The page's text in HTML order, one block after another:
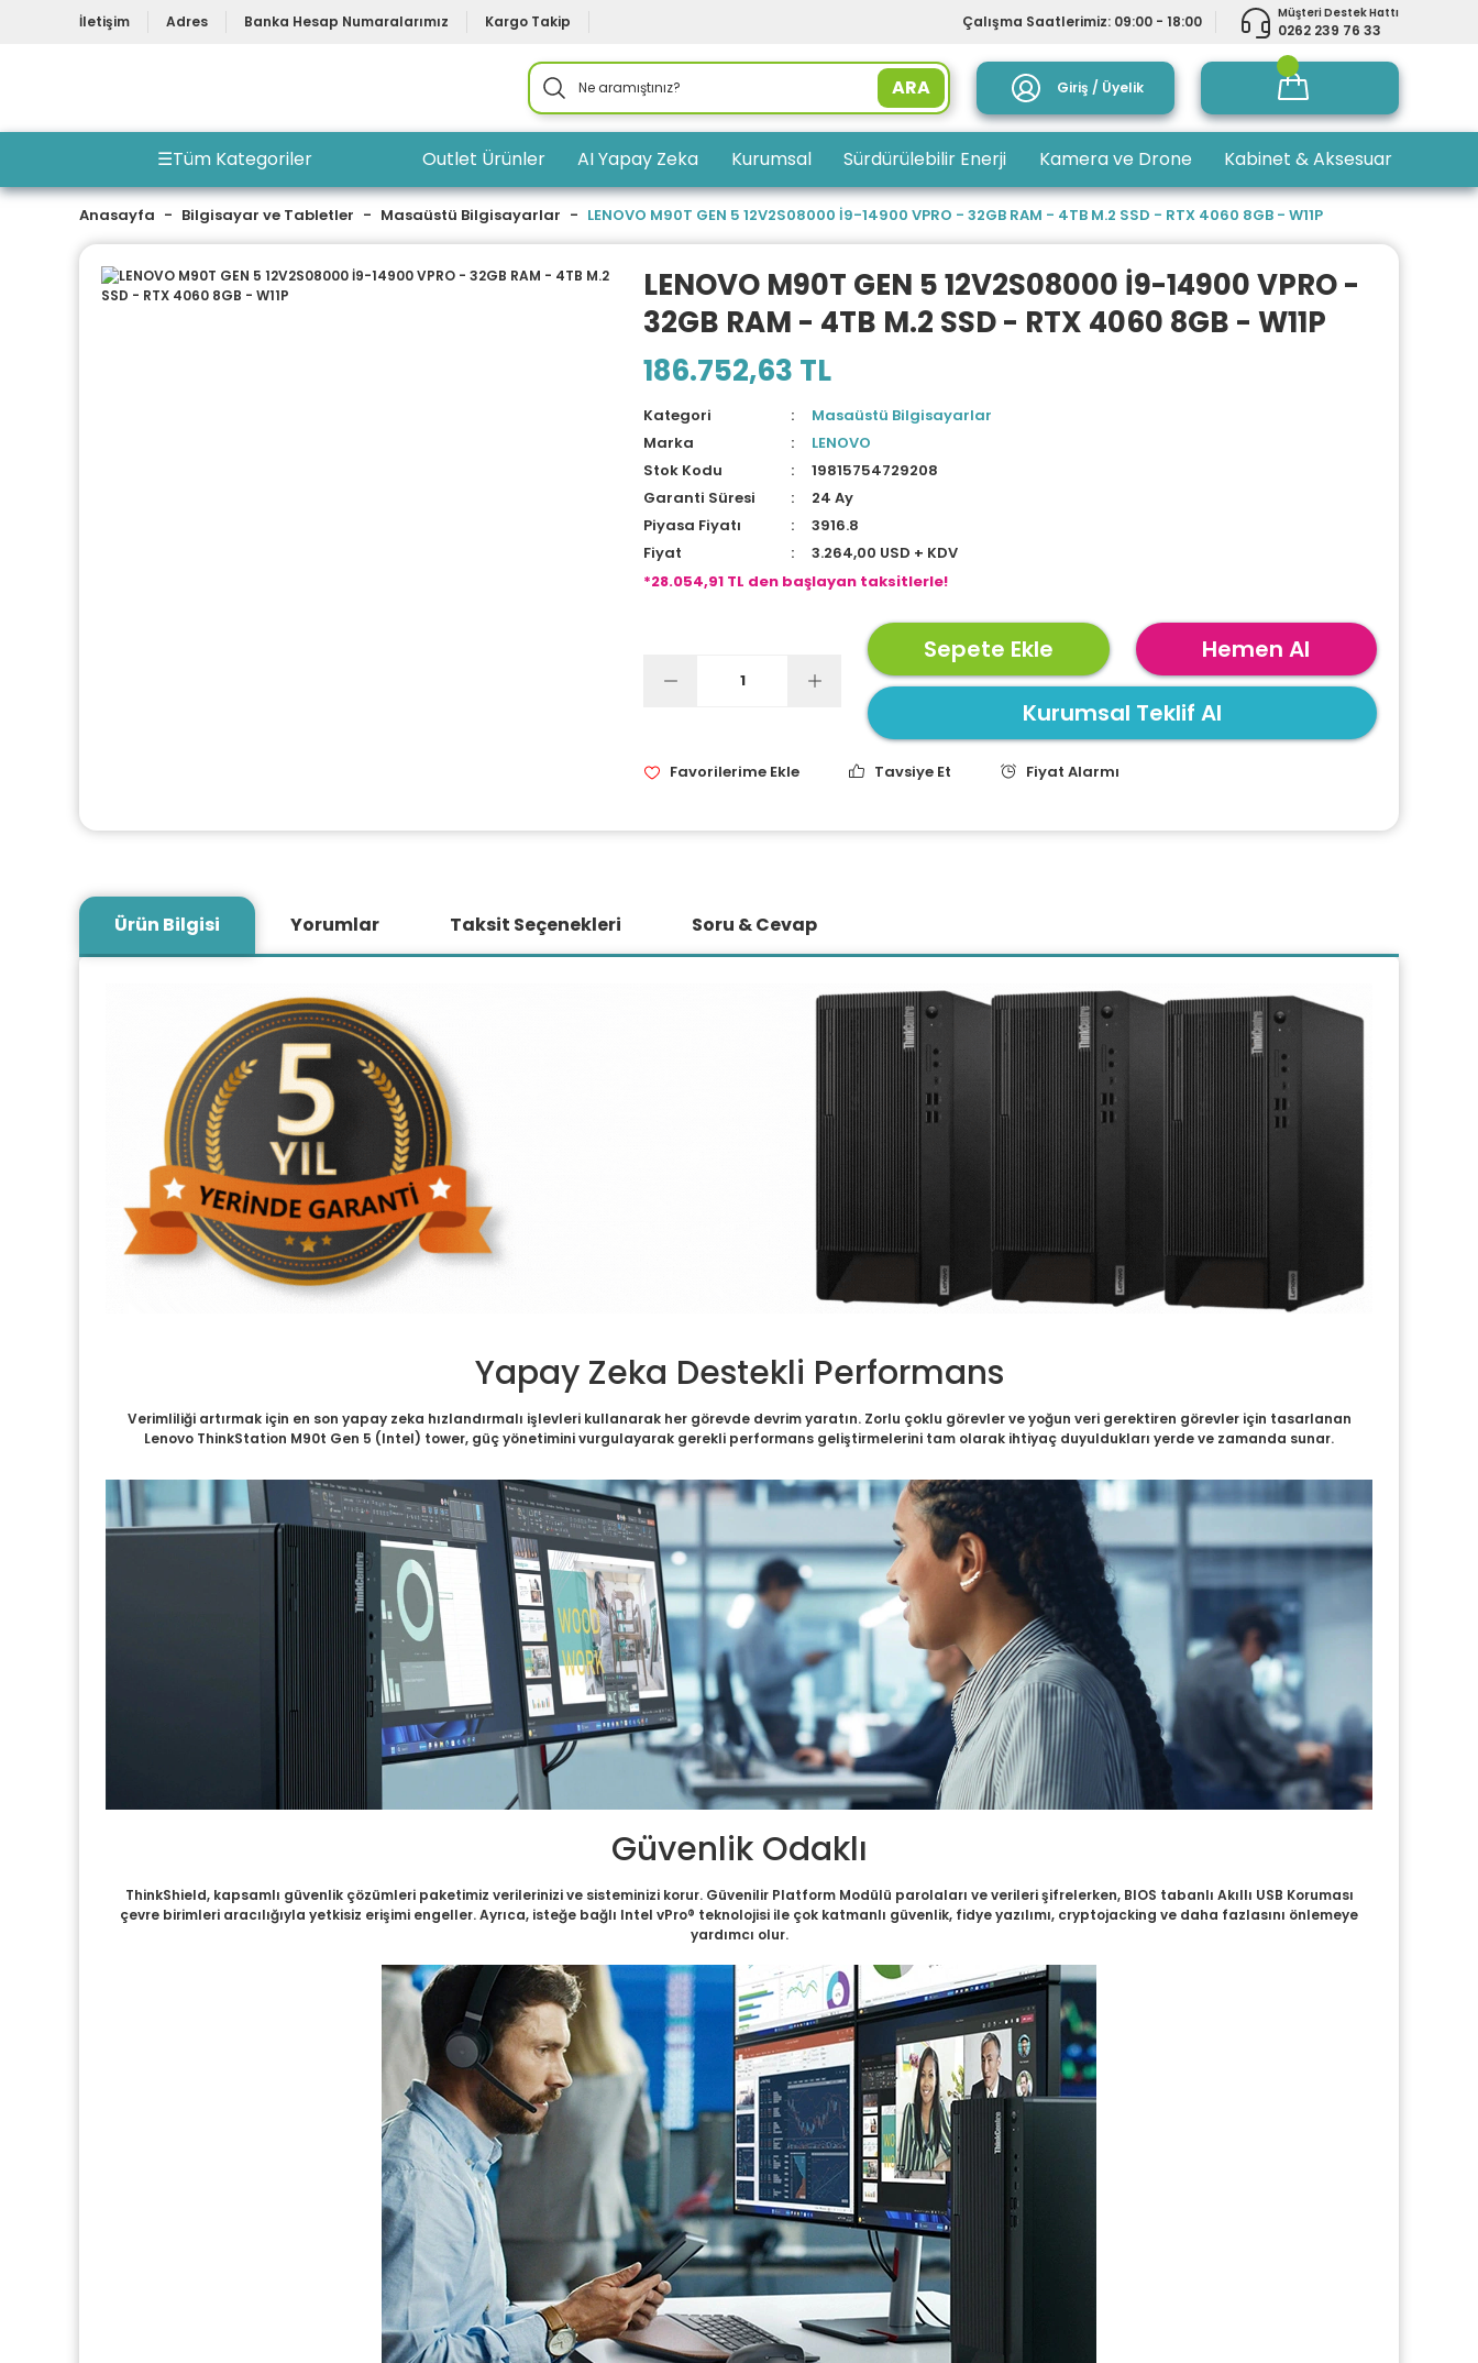
İletişim Adres Banka Hesap Numaralarımız Kargo Takip Çalışma Saatlerimiz: 09:00 - 18:00 Müşteri Destek Hattı
0262 239 76 33
ARA Giriş / Üyelik
☰Tüm Kategoriler Outlet Ürünler AI Yapay Zeka Kurumsal Sürdürülebilir Enerji Kamera ve Drone Kabinet & Aksesuar
Anasayfa Bilgisayar ve Tabletler Masaüstü Bilgisayarlar LENOVO M90T GEN 5 12V2S08000 İ9-14900 VPRO - 32GB RAM - 4TB M.2 SSD - RTX 4060 8GB - W11P
LENOVO M90T GEN 5 12V2S08000 İ9-14900 VPRO -
32GB RAM - 4TB M.2 SSD - RTX 4060 8GB - W11P
186.752,63 TL
Kategori
Masaüstü Bilgisayarlar
Marka
LENOVO
Stok Kodu
19815754729208
Garanti Süresi
24 Ay
Piyasa Fiyatı
3916.8
Fiyat
3.264,00 USD + KDV
*28.054,91 TL den başlayan taksitlerle!
Sepete Ekle Hemen Al
Kurumsal Teklif Al
Tavsiye Et Fiyat Alarmı
Ürün Bilgisi Yorumlar Taksit Seçenekleri Soru & Cevap
Yapay Zeka Destekli Performans
Verimliliği artırmak için en son yapay zeka hızlandırmalı işlevleri kullanarak her görevde devrim yaratın. Zorlu çoklu görevler ve yoğun veri gerektiren görevler için tasarlanan
Lenovo ThinkStation M90t Gen 5 (Intel) tower, güç yönetimini vurgulayarak gerekli performans geliştirmelerini tam olarak ihtiyaç duyuldukları yerde ve zamanda sunar.
Güvenlik Odaklı
ThinkShield, kapsamlı güvenlik çözümleri paketimiz verilerinizi ve sisteminizi korur. Güvenilir Platform Modülü parolaları ve verileri şifrelerken, BIOS tabanlı Akıllı USB Koruması
çevre birimleri aracılığıyla yetkisiz erişimi engeller. Ayrıca, isteğe bağlı Intel vPro® teknolojisi ile çok katmanlı güvenlik, fidye yazılımı, cryptojacking ve daha fazlasını önlemeye
yardımcı olur.